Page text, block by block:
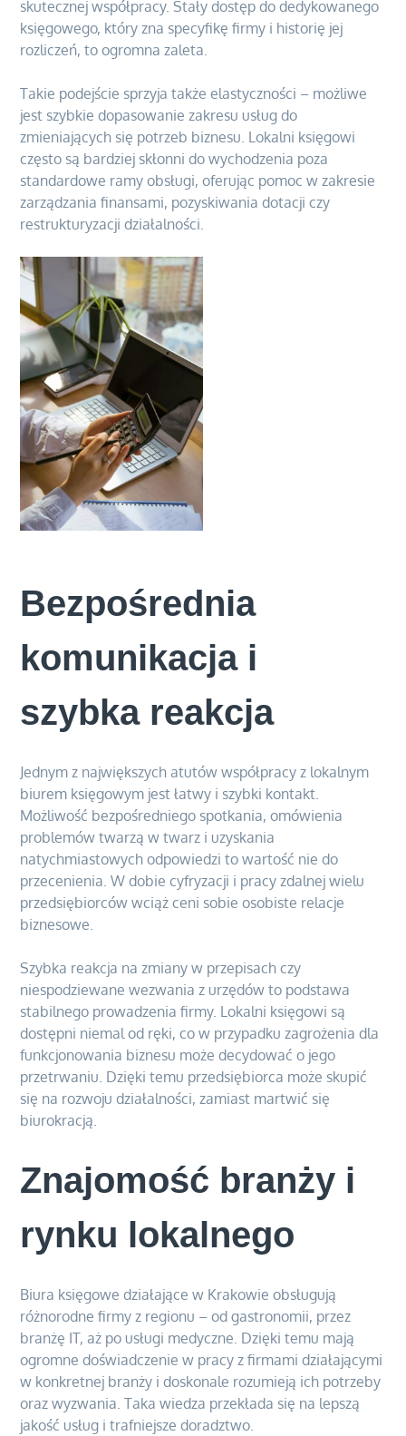
skutecznej współpracy. Stały dostęp do dedykowanego
księgowego, który zna specyfikę firmy i historię jej
rozliczeń, to ogromna zaleta.
Takie podejście sprzyja także elastyczności – możliwe
jest szybkie dopasowanie zakresu usług do
zmieniających się potrzeb biznesu. Lokalni księgowi
często są bardziej skłonni do wychodzenia poza
standardowe ramy obsługi, oferując pomoc w zakresie
zarządzania finansami, pozyskiwania dotacji czy
restrukturyzacji działalności.
Bezpośrednia
komunikacja i
szybka reakcja
Jednym z największych atutów współpracy z lokalnym
biurem księgowym jest łatwy i szybki kontakt.
Możliwość bezpośredniego spotkania, omówienia
problemów twarzą w twarz i uzyskania
natychmiastowych odpowiedzi to wartość nie do
przecenienia. W dobie cyfryzacji i pracy zdalnej wielu
przedsiębiorców wciąż ceni sobie osobiste relacje
biznesowe.
Szybka reakcja na zmiany w przepisach czy
niespodziewane wezwania z urzędów to podstawa
stabilnego prowadzenia firmy. Lokalni księgowi są
dostępni niemal od ręki, co w przypadku zagrożenia dla
funkcjonowania biznesu może decydować o jego
przetrwaniu. Dzięki temu przedsiębiorca może skupić
się na rozwoju działalności, zamiast martwić się
biurokracją.
Znajomość branży i
rynku lokalnego
Biura księgowe działające w Krakowie obsługują
różnorodne firmy z regionu – od gastronomii, przez
branżę IT, aż po usługi medyczne. Dzięki temu mają
ogromne doświadczenie w pracy z firmami działającymi
w konkretnej branży i doskonale rozumieją ich potrzeby
oraz wyzwania. Taka wiedza przekłada się na lepszą
jakość usług i trafniejsze doradztwo.